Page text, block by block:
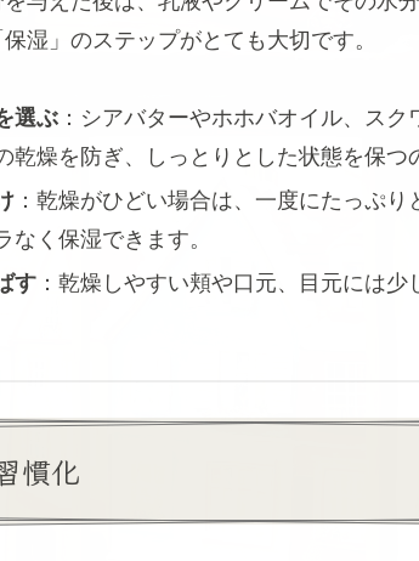
湿」のステップがとても大切です。
選ぶ：シアバターやホホバオイル、スク
乾燥を防ぎ、しっとりとした状態を保つ
：乾燥がひどい場合は、一度にたっぷ
なく保湿できます。
す：乾燥しやすい頬や口元、目元には少
慣化